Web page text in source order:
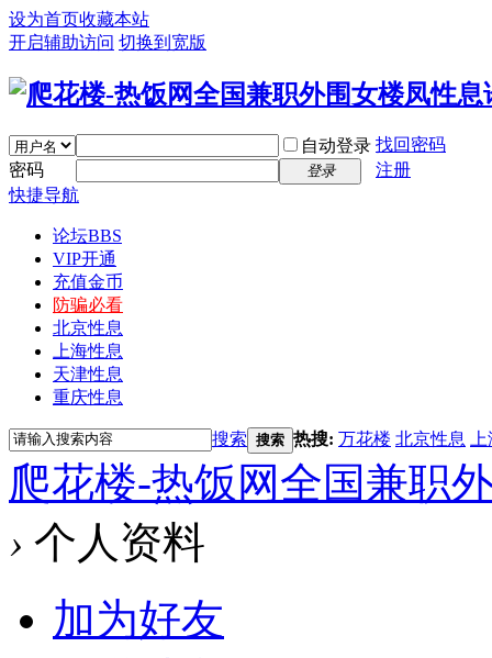
设为首页收藏本站
开启辅助访问 切换到宽版
自动登录 找回密码
密码
登录
注册
快捷导航
论坛BBS
VIP开通
充值金币
防骗必看
北京性息
上海性息
天津性息
重庆性息
搜索 搜索 热搜: 万花楼 北京性息
爬花楼-热饭网全国兼职
› 个人资料
加为好友